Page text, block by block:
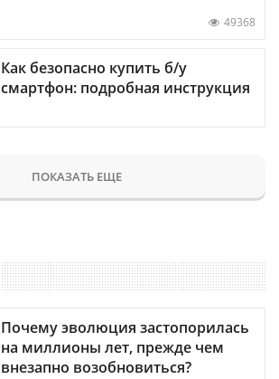
49368
Как безопасно купить б/у
смартфон: подробная инструкция
ПОКАЗАТЬ ЕЩЕ
Почему эволюция застопорилась
на миллионы лет, прежде чем
внезапно возобновиться?